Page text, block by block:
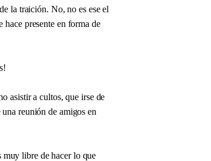
la traición. No, no es ese el
hace presente en forma de
asistir a cultos, que irse de
reunión de amigos en
muy libre de hacer lo que